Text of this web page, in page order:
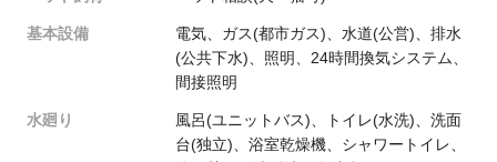
基本設備
電気、ガス(都市ガス)、水道(公営)、排水
(公共下水)、照明、24時間換気システム、
間接照明
水廻り
風呂(ユニットバス)、トイレ(水洗)、洗面
台(独立)、浴室乾燥機、シャワートイレ、